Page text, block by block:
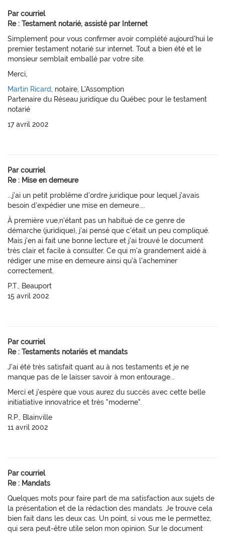
Par courriel
Re : Testament notarié, assisté par Internet
Simplement pour vous confirmer avoir complété aujourd'hui le
premier testament notarié sur internet. Tout a bien été et le
monsieur semblait emballé par votre site.
Merci,
Martin Ricard, notaire, L'Assomption
Partenaire du Réseau juridique du Québec pour le testament
notarié
17 avril 2002
Par courriel
Re : Mise en demeure
...j'ai un petit problême d'ordre juridique pour lequel j'avais
besoin d'expédier une mise en demeure....
À première vue,n'étant pas un habitué de ce genre de
démarche (juridique), j'ai pensé que c'était un peu compliqué.
Mais j'en ai fait une bonne lecture et j'ai trouvé le document
très clair et facile à consulter. Ce qui m'a grandement aidé à
rédiger une mise en demeure ainsi qu'à l'acheminer
correctement.
P.T., Beauport
15 avril 2002
Par courriel
Re : Testaments notariés et mandats
J'ai été très satisfait quant au à nos testaments et je ne
manque pas de le laisser savoir à mon entourage...
Merci et j'espère que vous aurez du succès avec cette belle
initiatiative innovatrice et très "moderne".
R.P., Blainville
11 avril 2002
Par courriel
Re : Mandats
Quelques mots pour faire part de ma satisfaction aux sujets de
la présentation et de la rédaction des mandats. Je trouve cela
bien fait dans les deux cas. Un point, si vous me le permettez,
qui sera peut-être utile selon mon opinion. Sur le document